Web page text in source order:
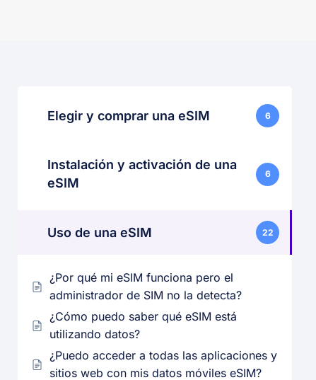
Elegir y comprar una eSIM 6
Instalación y activación de una
eSIM
6
Uso de una eSIM 22
¿Por qué mi eSIM funciona pero el
administrador de SIM no la detecta?
¿Cómo puedo saber qué eSIM está
utilizando datos?
¿Puedo acceder a todas las aplicaciones y
sitios web con mis datos móviles eSIM?